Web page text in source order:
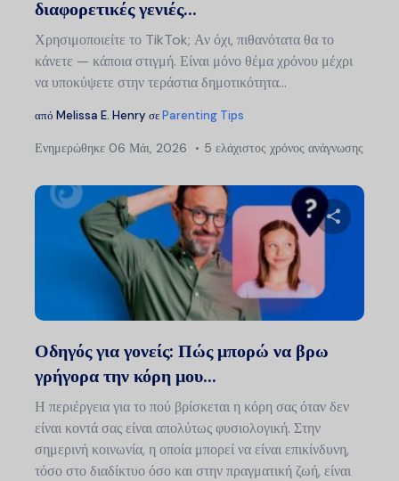
διαφορετικές γενιές...
Χρησιμοποιείτε το TikTok; Αν όχι, πιθανότατα θα το
κάνετε — κάποια στιγμή. Είναι μόνο θέμα χρόνου μέχρι
να υποκύψετε στην τεράστια δημοτικότητα...
από Melissa E. Henry σεParenting Tips
Ενημερώθηκε 06 Μάι, 2026 5 ελάχιστος χρόνος ανάγνωσης
Οδηγός για γονείς: Πώς μπορώ να βρω
γρήγορα την κόρη μου...
Η περιέργεια για το πού βρίσκεται η κόρη σας όταν δεν
είναι κοντά σας είναι απολύτως φυσιολογική. Στην
σημερινή κοινωνία, η οποία μπορεί να είναι επικίνδυνη,
τόσο στο διαδίκτυο όσο και στην πραγματική ζωή, είναι